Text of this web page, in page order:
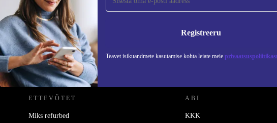
Registreeru
Teavet isikuandmete kasutamise kohta leiate meie
Ära jäta enam ühtegi pakkumist vahele.
Teavet isikuandmete
REFURBED EESTI - RETHINK NEW.
ETTEVÕTET
Miks refurbed
ABI
KKK